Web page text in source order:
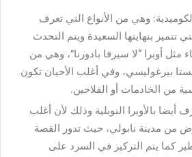
الكوميدية: وهي من الأنواع التي تعرف
تتميز بنهايتها السعيدة ويتم التحدث
مثل أوبرا “لا سيرفا بادورنا”، وهي من
بيرغوليسي، وفي أغلب الأحيان تكون
من الخادمات أو الفلاحين.
أيضا بالأوبرا النوبلية وذلك لأن أغلب
من مدينة نابولي، حيث تدور القصة
كما يتم التركيز في السرد على